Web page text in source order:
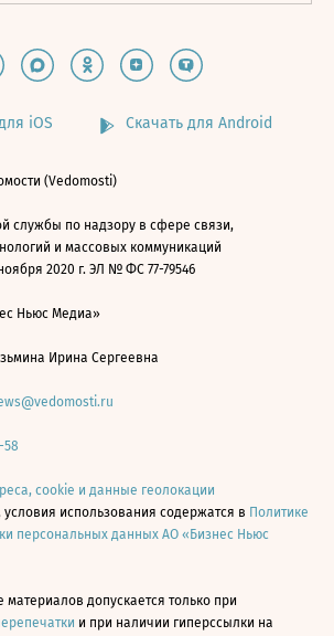
iOS Скачать для Android
(Vedomosti)
службы по надзору в сфере связи,
и массовых коммуникаций
2020 г. ЭЛ № ФС 77-79546
Ньюс Медиа»
Ирина Сергеевна
58
cookie и данные геолокации
условия использования содержатся в Политике
персональных данных АО «Бизнес Ньюс
допускается только при
и при наличии гиперссылки на